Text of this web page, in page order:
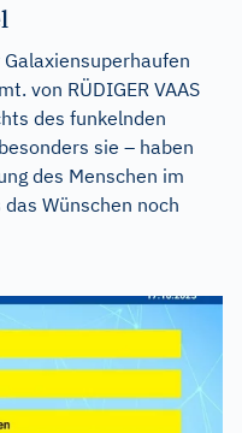
von RÜDIGER VAAS
des funkelnden
sie – haben
des Menschen im
Wünschen noch